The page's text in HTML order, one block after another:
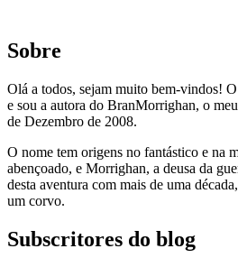
Sobre
Olá a todos, sejam muito bem-vindos!
e sou a autora do BranMorrighan, o
de Dezembro de 2008.
O nome tem origens no fantástico e na
abençoado, e Morrighan, a deusa da
desta aventura com mais de uma
um corvo.
Subscritores do blog